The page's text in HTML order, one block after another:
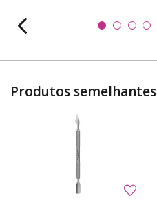
Produtos semelhantes